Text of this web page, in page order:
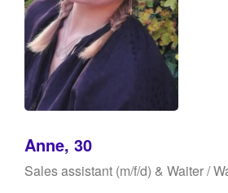
Anne, 30
Sales assistant (m/f/d) & Waiter /